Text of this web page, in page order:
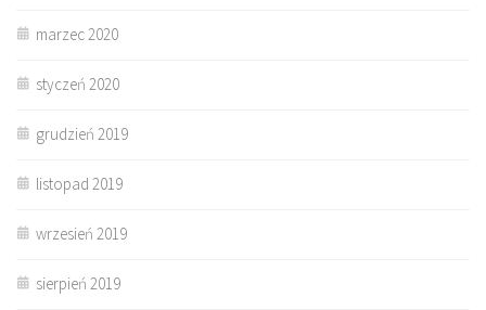
marzec 2020
styczeń 2020
grudzień 2019
listopad 2019
wrzesień 2019
sierpień 2019